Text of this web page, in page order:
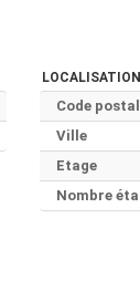
LOCALISATION
Code postal
Ville
Etage
Nombre